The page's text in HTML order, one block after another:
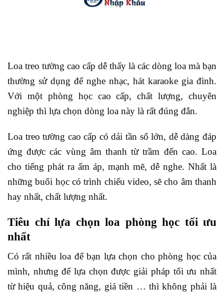
Loa treo tường cao cấp dễ thấy là các dòng loa mà bạn
thường sử dụng để nghe nhạc, hát karaoke gia đình.
Với một phòng học cao cấp, chất lượng, chuyên
nghiệp thì lựa chọn dòng loa này là rất đúng đắn.
Loa treo tường cao cấp có dải tần số lớn, dễ dàng đáp
ứng được các vùng âm thanh từ trầm đến cao. Loa
cho tiếng phát ra ấm áp, mạnh mẽ, dễ nghe. Nhất là
những buổi học có trình chiếu video, sẽ cho âm thanh
hay nhất, chất lượng nhất.
Tiêu chí lựa chọn loa phòng học tối ưu
nhất
Có rất nhiều loa để bạn lựa chọn cho phòng học của
mình, nhưng để lựa chọn được giải pháp tối ưu nhất
từ hiệu quả, công năng, giá tiền … thì không phải là